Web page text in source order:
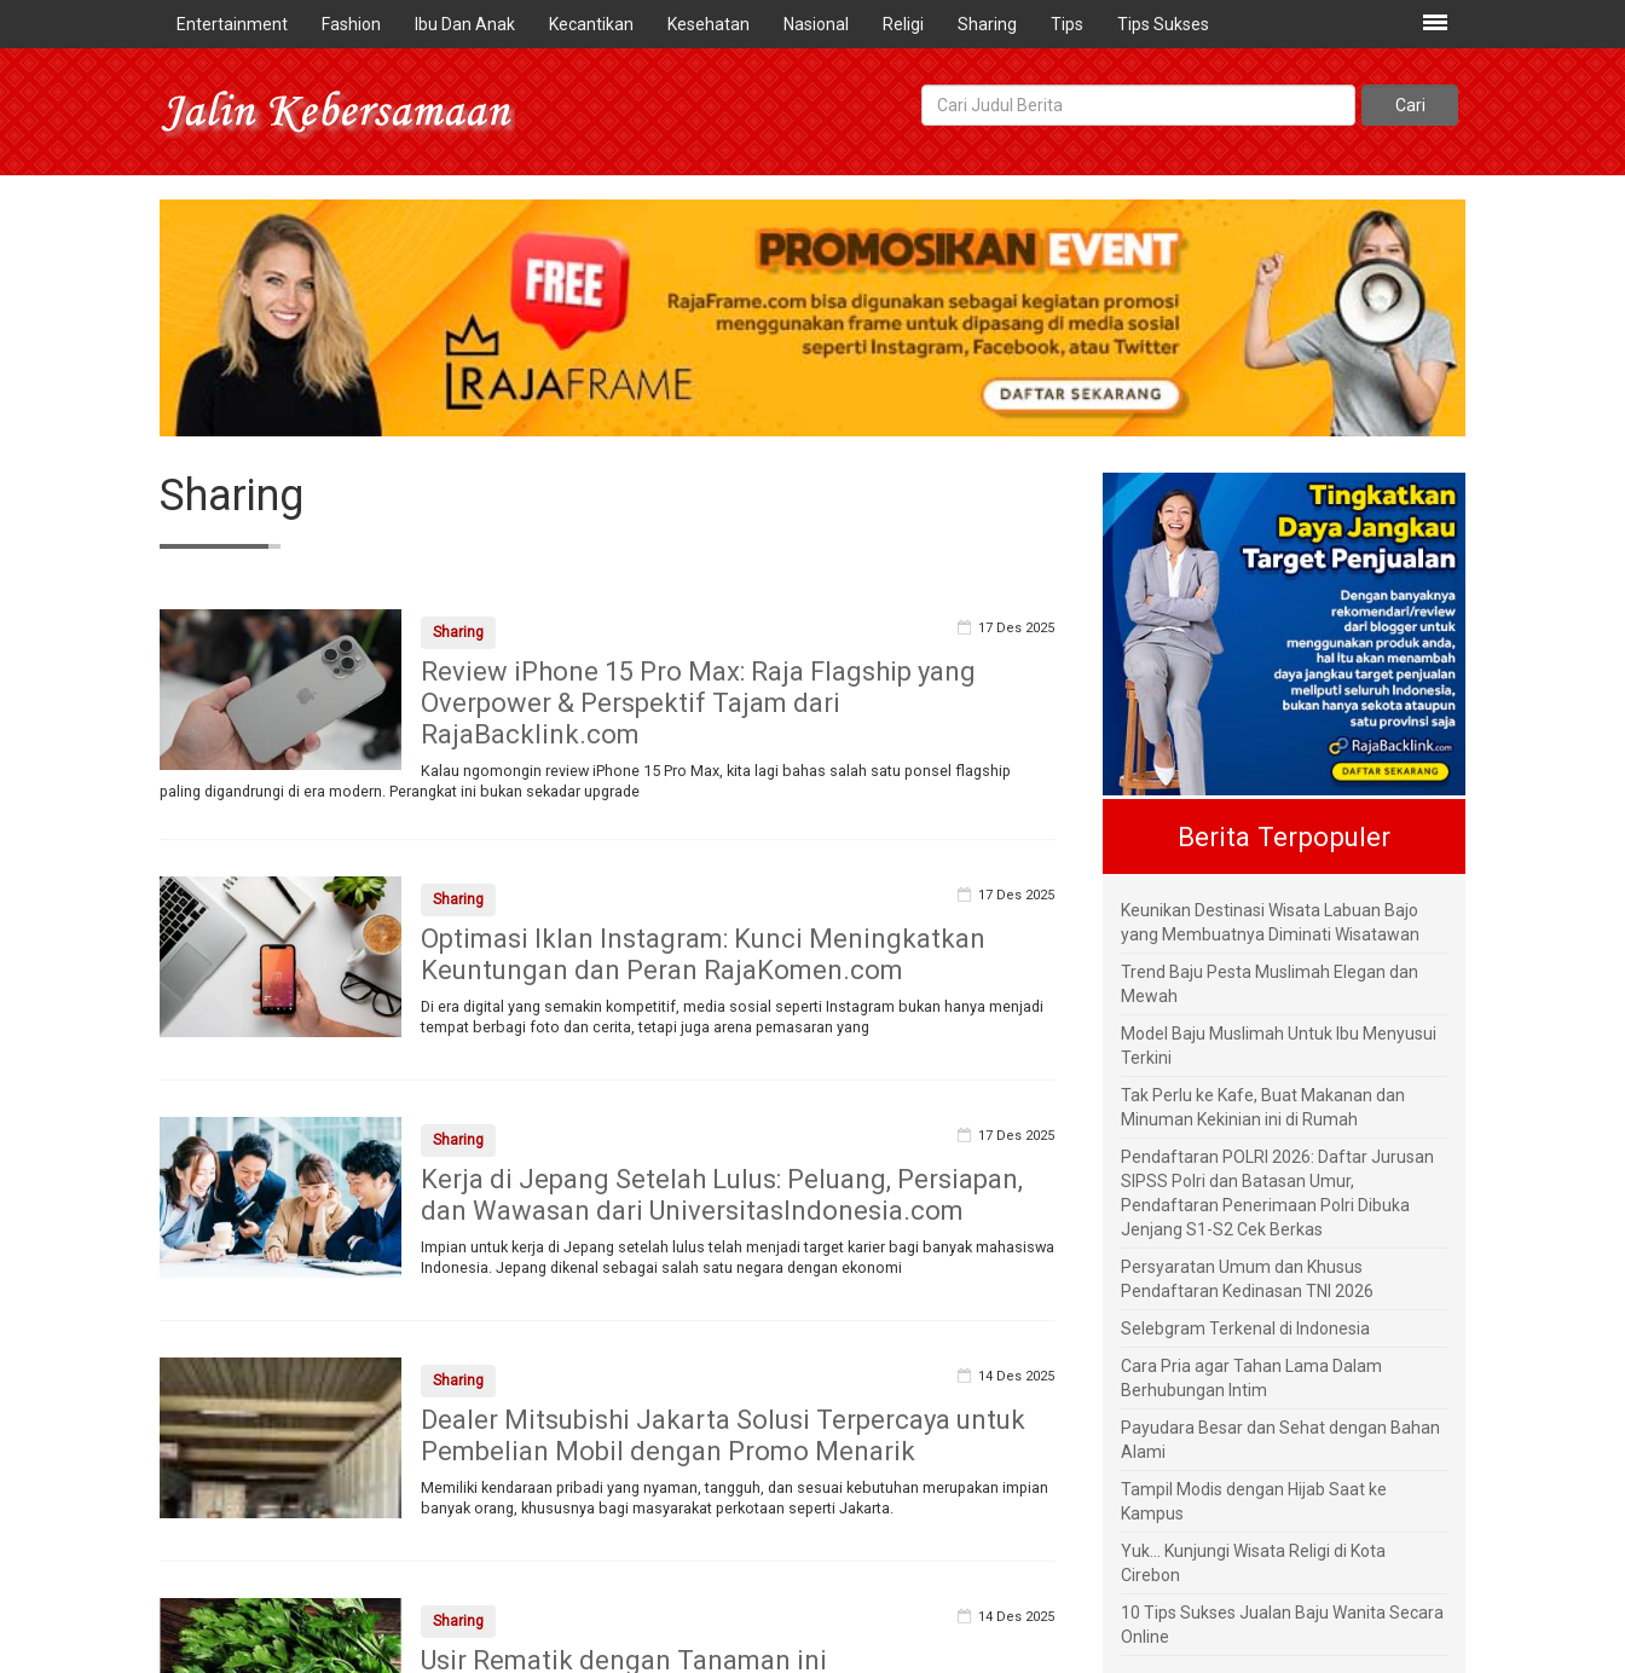
Entertainment Fashion Ibu Dan Anak Kecantikan Kesehatan Nasional Religi Sharing Tips Tips Sukses
Sharing
Sharing 17 Des 2025
Review iPhone 15 Pro Max: Raja Flagship yang
Overpower & Perspektif Tajam dari
RajaBacklink.com
Kalau ngomongin review iPhone 15 Pro Max, kita lagi bahas salah satu ponsel flagship
paling digandrungi di era modern. Perangkat ini bukan sekadar upgrade
Sharing 17 Des 2025
Optimasi Iklan Instagram: Kunci Meningkatkan
Keuntungan dan Peran RajaKomen.com
Di era digital yang semakin kompetitif, media sosial seperti Instagram bukan hanya menjadi
tempat berbagi foto dan cerita, tetapi juga arena pemasaran yang
Sharing 17 Des 2025
Kerja di Jepang Setelah Lulus: Peluang, Persiapan,
dan Wawasan dari UniversitasIndonesia.com
Impian untuk kerja di Jepang setelah lulus telah menjadi target karier bagi banyak mahasiswa
Indonesia. Jepang dikenal sebagai salah satu negara dengan ekonomi
Sharing 14 Des 2025
Dealer Mitsubishi Jakarta Solusi Terpercaya untuk
Pembelian Mobil dengan Promo Menarik
Memiliki kendaraan pribadi yang nyaman, tangguh, dan sesuai kebutuhan merupakan impian
banyak orang, khususnya bagi masyarakat perkotaan seperti Jakarta.
Sharing 14 Des 2025
Usir Rematik dengan Tanaman ini
Berita Terpopuler
Keunikan Destinasi Wisata Labuan Bajo
yang Membuatnya Diminati Wisatawan
Trend Baju Pesta Muslimah Elegan dan
Mewah
Model Baju Muslimah Untuk Ibu Menyusui
Terkini
Tak Perlu ke Kafe, Buat Makanan dan
Minuman Kekinian ini di Rumah
Pendaftaran POLRI 2026: Daftar Jurusan
SIPSS Polri dan Batasan Umur,
Pendaftaran Penerimaan Polri Dibuka
Jenjang S1-S2 Cek Berkas
Persyaratan Umum dan Khusus
Pendaftaran Kedinasan TNI 2026
Selebgram Terkenal di Indonesia
Cara Pria agar Tahan Lama Dalam
Berhubungan Intim
Payudara Besar dan Sehat dengan Bahan
Alami
Tampil Modis dengan Hijab Saat ke
Kampus
Yuk... Kunjungi Wisata Religi di Kota
Cirebon
10 Tips Sukses Jualan Baju Wanita Secara
Online